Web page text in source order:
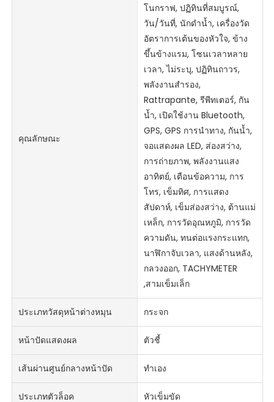
คุณลักษณะ
โนกราฟ, ปฏิทินที่สมบูรณ์,
วัน/วันที่, นักดำน้ำ, เครื่องวัด
อัตราการเต้นของหัวใจ, ข้าง
ขึ้นข้างแรม, โซนเวลาหลาย
เวลา, ไม่ระบุ, ปฏิทินถาวร,
พลังงานสำรอง,
Rattrapante, รีพีทเตอร์, กัน
น้ำ, เปิดใช้งาน Bluetooth,
GPS, GPS การนำทาง, กันน้ำ,
จอแสดงผล LED, ส่องสว่าง,
การถ่ายภาพ, พลังงานแสง
อาทิตย์, เตือนข้อความ, การ
โทร, เข็มทิศ, การแสดง
สัปดาห์, เข็มส่องสว่าง, ต้านแม่
เหล็ก, การวัดอุณหภูมิ, การวัด
ความดัน, ทนต่อแรงกระแทก,
นาฬิกาจับเวลา, แสงด้านหลัง,
กลวงออก, TACHYMETER
,สามเข็มเล็ก
ประเภทวัสดุหน้าต่างหมุน กระจก
หน้าปัดแสดงผล ตัวชี้
เส้นผ่านศูนย์กลางหน้าปัด ทำเอง
ประเภทตัวล็อค หัวเข็มขัด